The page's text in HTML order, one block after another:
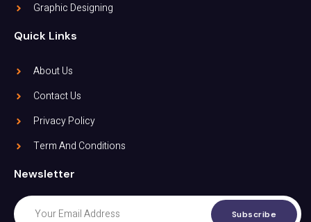
Graphic Designing
Quick Links
About Us
Contact Us
Privacy Policy
Term And Conditions
Newsletter
Subscribe